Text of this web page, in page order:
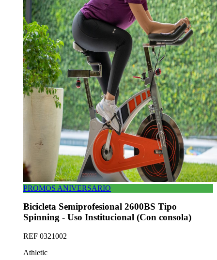
PROMOS ANIVERSARIO
Bicicleta Semiprofesional 2600BS Tipo
Spinning - Uso Institucional (Con consola)
REF 0321002
Athletic